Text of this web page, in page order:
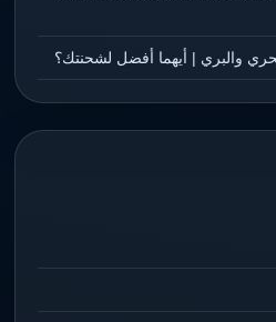
والبري | أيهما أفضل لشحنتك؟